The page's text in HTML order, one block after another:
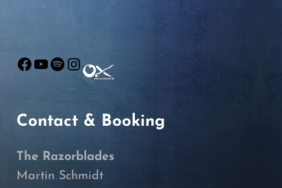
Facebook
YouTube
Spotify
Instagram
Contact & Booking
The Razorblades
Martin Schmidt